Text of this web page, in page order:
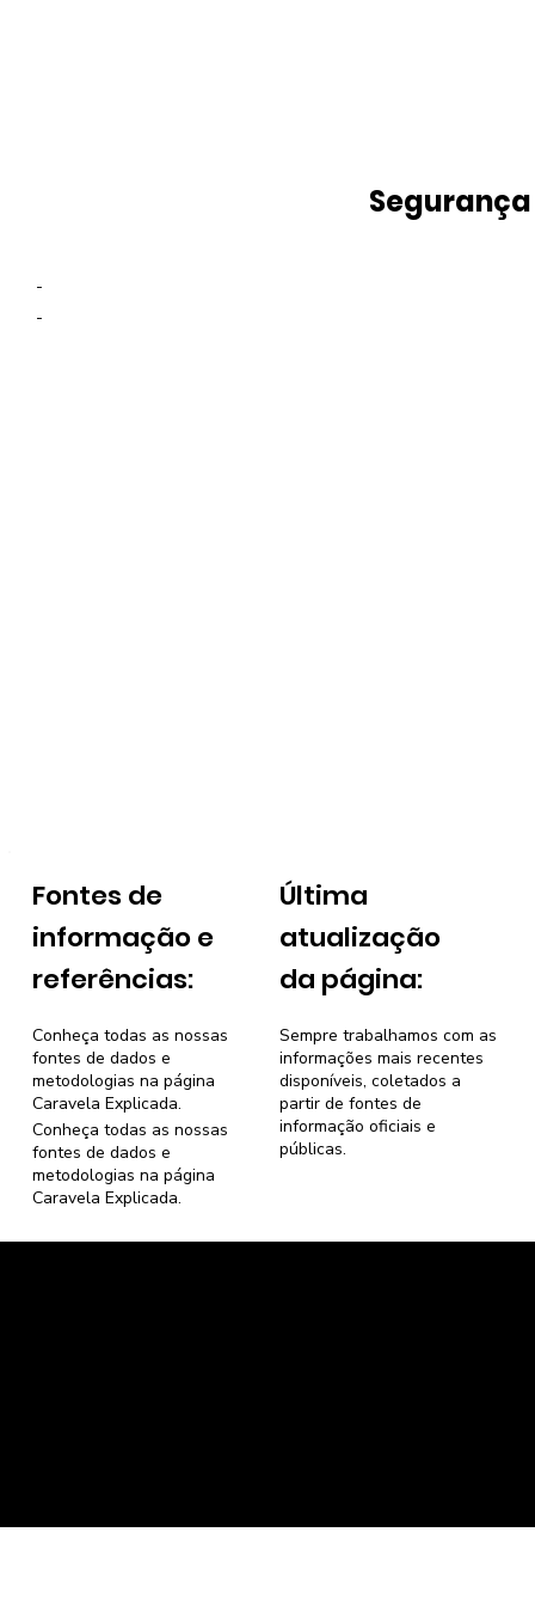
Segurança
-
-
Fontes de
informação e
referências:
Última
atualização
da página:
Sempre trabalhamos com as
informações mais recentes
disponíveis, coletados a
partir de fontes de
informação oficiais e
públicas.
Conheça todas as nossas
fontes de dados e
metodologias na página
Caravela Explicada.
Conheça todas as nossas
fontes de dados e
metodologias na página
Caravela Explicada.